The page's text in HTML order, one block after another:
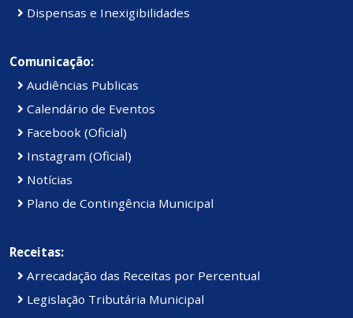
Dispensas e Inexigibilidades
Comunicação:
Audiências Publicas
Calendário de Eventos
Facebook (Oficial)
Instagram (Oficial)
Notícias
Plano de Contingência Municipal
Receitas:
Arrecadação das Receitas por Percentual
Legislação Tributária Municipal